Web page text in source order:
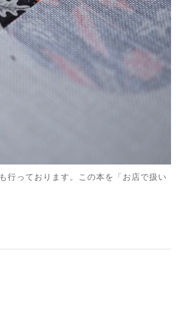
行っております。この本を「お店で扱い